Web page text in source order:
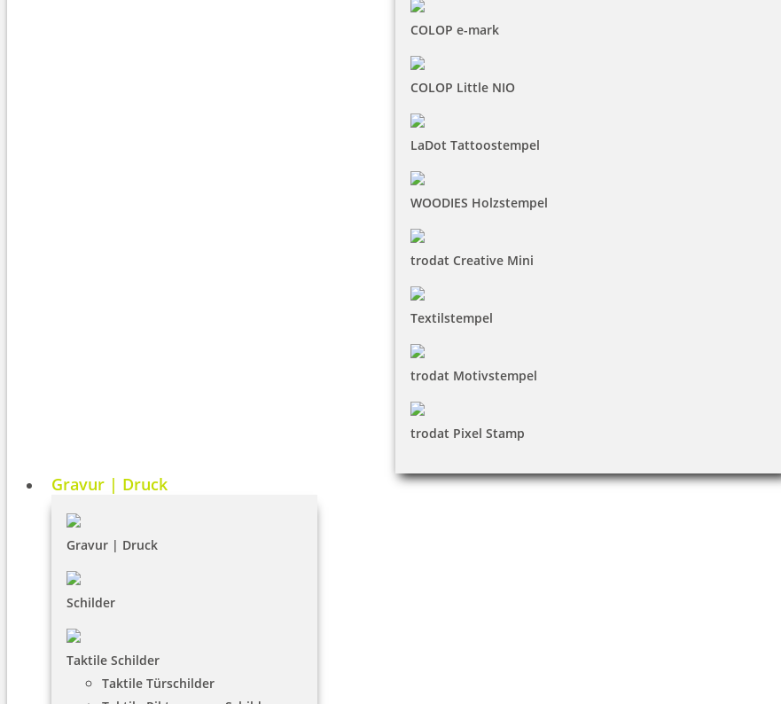
COLOP e-mark
COLOP Little NIO
LaDot Tattoostempel
WOODIES Holzstempel
trodat Creative Mini
Textilstempel
trodat Motivstempel
trodat Pixel Stamp
Gravur | Druck
Gravur | Druck
Schilder
Taktile Schilder
Taktile Türschilder